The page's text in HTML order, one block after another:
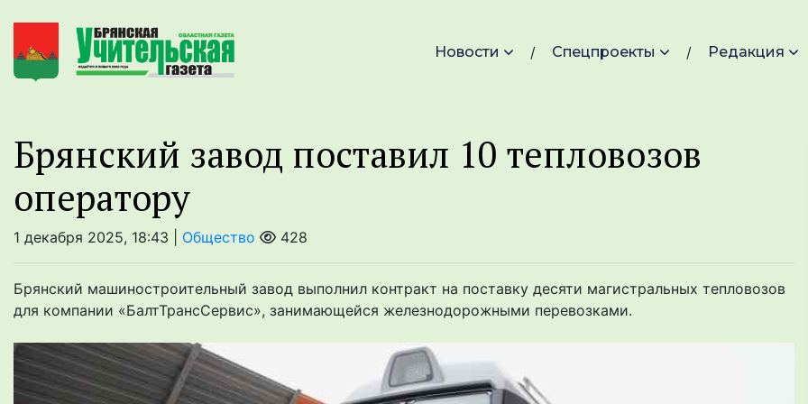
Новости Спецпроекты Редакция
Брянский завод поставил 10 тепловозов
оператору
1 декабря 2025, 18:43 | Общество 428
Брянский машиностроительный завод выполнил контракт на поставку десяти магистральных тепловозов
для компании «БалтТрансСервис», занимающейся железнодорожными перевозками.